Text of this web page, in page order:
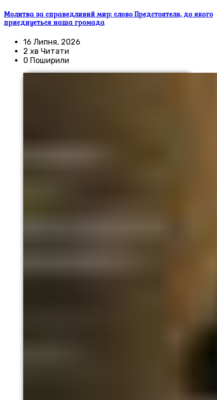
Молитва за справедливий мир: слово Предстоятеля, до якого
приєднується наша громада
16 Липня, 2026
2 хв Читати
0 Поширили